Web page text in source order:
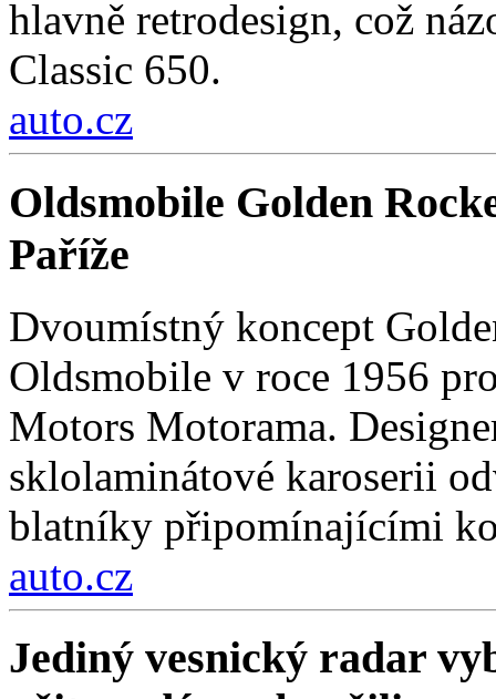
hlavně retrodesign, což
Classic 650.
auto.cz
Oldsmobile Golden
Paříže
Dvoumístný koncept
Oldsmobile v roce 1956
Motors Motorama.
sklolaminátové karoserii
blatníky připomínajícími
auto.cz
Jediný vesnický radar